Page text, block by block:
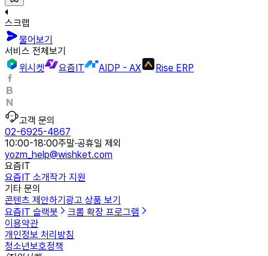
스크랩
물어보기
서비스 전체보기
위시켓
요즘IT AIDP - AX Rise ERP
고객 문의
02-6925-4867
10:00-18:00주말·공휴일 제외
yozm_help@wishket.com
요즘IT
요즘IT 소개작가 지원
기타 문의
콘텐츠 제안하기 광고 상품 보기
요즘IT 슬랙봇
크롬 확장 프로그램
이용약관
개인정보 처리방침
청소년보호정책